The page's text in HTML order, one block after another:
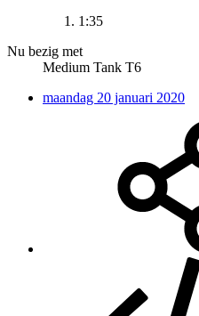
1:35
Nu bezig met
Medium Tank T6
maandag 20 januari 2020